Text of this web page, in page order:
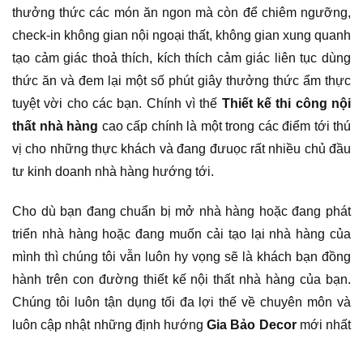
thưởng thức các món ăn ngon mà còn để chiêm ngưỡng,
check-in không gian nội ngoại thất, không gian xung quanh
tạo cảm giác thoả thích, kích thích cảm giác liên tục dùng
thức ăn và đem lại một số phút giây thưởng thức ẩm thực
tuyệt vời cho các bạn. Chính vì thế Thiết kế thi công nội
thất nhà hàng cao cấp chính là một trong các điểm tới thú
vị cho những thực khách và đang đưuọc rất nhiều chủ đầu
tư kinh doanh nhà hàng hướng tới.
Cho dù bạn đang chuẩn bị mở nhà hàng hoặc đang phát
triển nhà hàng hoặc đang muốn cải tạo lại nhà hàng của
mình thì chúng tôi vẫn luôn hy vọng sẽ là khách bạn đồng
hành trên con đường thiết kế nội thất nhà hàng của bạn.
Chúng tôi luôn tận dụng tối đa lợi thế về chuyên môn và
luôn cập nhật những định hướngGia Bảo Decormới nhất